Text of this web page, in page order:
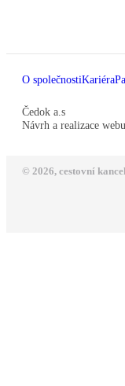
O společnostiKariéra
Čedok a.s
Návrh a realizace webu
© 2026, cestovní